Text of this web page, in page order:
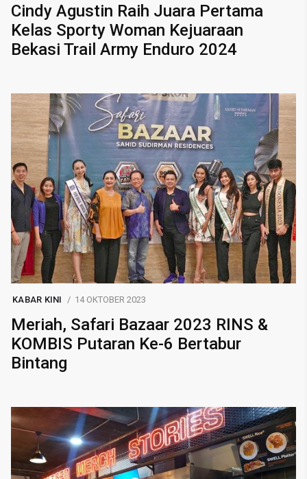
Cindy Agustin Raih Juara Pertama
Kelas Sporty Woman Kejuaraan
Bekasi Trail Army Enduro 2024
KABAR KINI 14 OKTOBER 2023
Meriah, Safari Bazaar 2023 RINS &
KOMBIS Putaran Ke-6 Bertabur
Bintang